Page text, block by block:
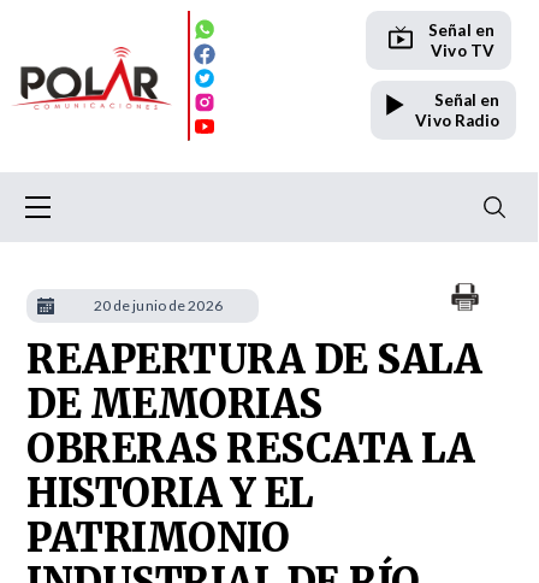
Señal en
Vivo TV
Señal en
Vivo Radio
REAPERTURA DE SALA
DE MEMORIAS
OBRERAS RESCATA LA
HISTORIA Y EL
PATRIMONIO
20 de junio de 2026